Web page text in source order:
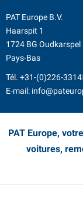
PAT Europe B.V.
Haarspit 1
1724 BG Oudkarspel
Pays-Bas
Tél. +31-(0)226-
E-mail:
PAT Europe,
voitures,